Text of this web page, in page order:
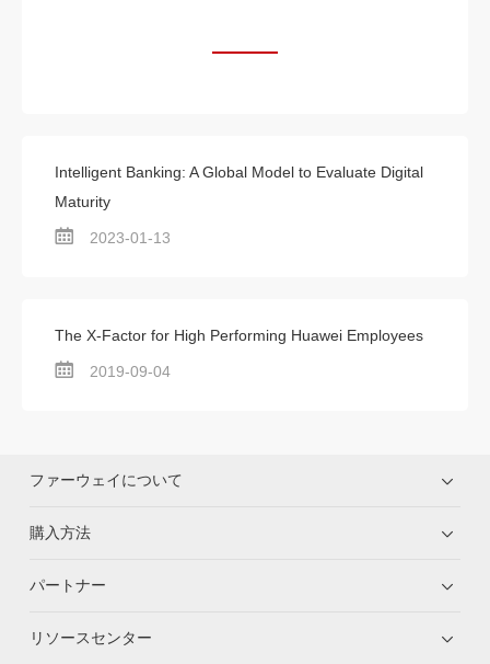
Intelligent Banking: A Global Model to Evaluate Digital
Maturity
2023-01-13
The X-Factor for High Performing Huawei Employees
2019-09-04
ファーウェイについて
購入方法
パートナー
リソースセンター